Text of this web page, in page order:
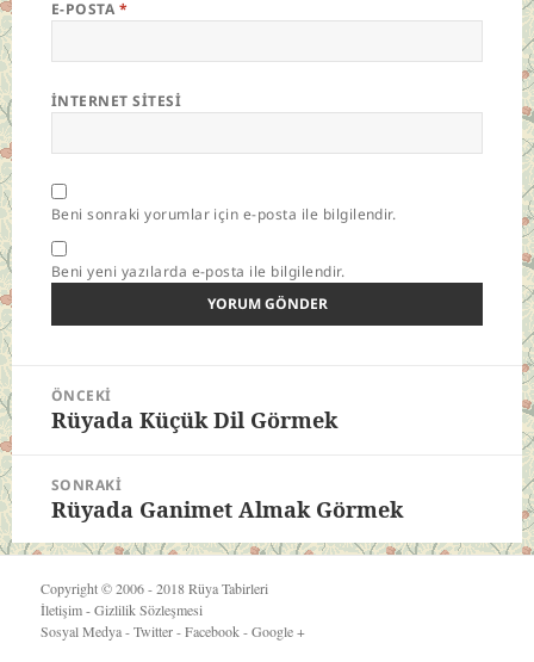
E-POSTA *
İNTERNET SITESI
Beni sonraki yorumlar için e-posta ile bilgilendir.
Beni yeni yazılarda e-posta ile bilgilendir.
Yazı
gezinmesi
ÖNCEKI
Önceki
Rüyada Küçük Dil Görmek
SONRAKI
Sonraki
yazı:
Rüyada Ganimet Almak Görmek
Copyright © 2006 - 2018Rüya Tabirleri
İletişim-Gizlilik Sözleşmesi
Sosyal Medya -Twitter-Facebook-Google +